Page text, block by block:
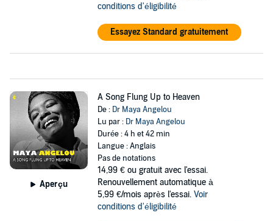
conditions d'éligibilité
Essayez Standard gratuitement
Aperçu
A Song Flung Up to Heaven
De : Dr Maya Angelou
Lu par : Dr Maya Angelou
Durée : 4 h et 42 min
Langue : Anglais
Pas de notations
14,99 € ou gratuit avec l'essai.
Renouvellement automatique à
5,99 €/mois après l'essai. Voir
conditions d'éligibilité